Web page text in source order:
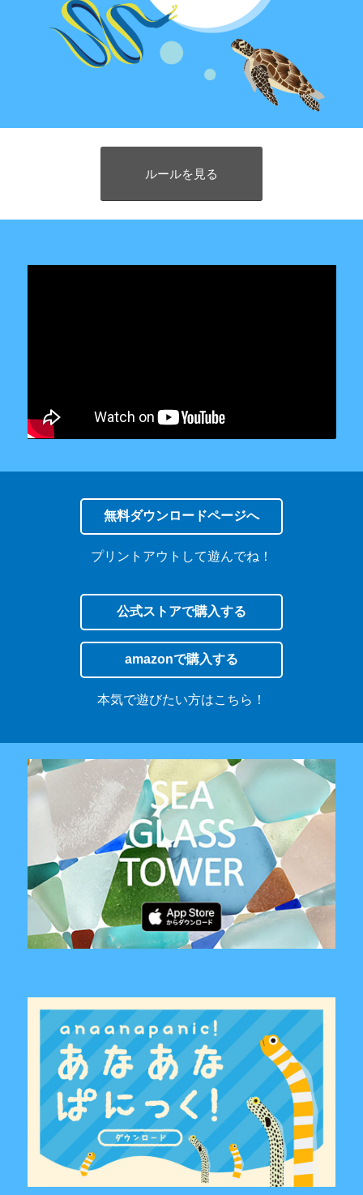
ルールを見る
無料ダウンロードページへ
プリントアウトして遊んでね！
公式ストアで購入する
amazonで購入する
本気で遊びたい方はこちら！